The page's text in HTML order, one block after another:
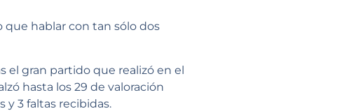
que hablar con tan sólo dos
el gran partido que realizó en el
hasta los 29 de valoración
y 3 faltas recibidas.